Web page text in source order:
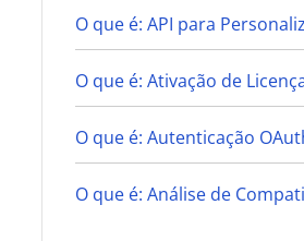
O que é: API para
O que é: Ativação de
O que é: Autenticação
O que é: Análise de